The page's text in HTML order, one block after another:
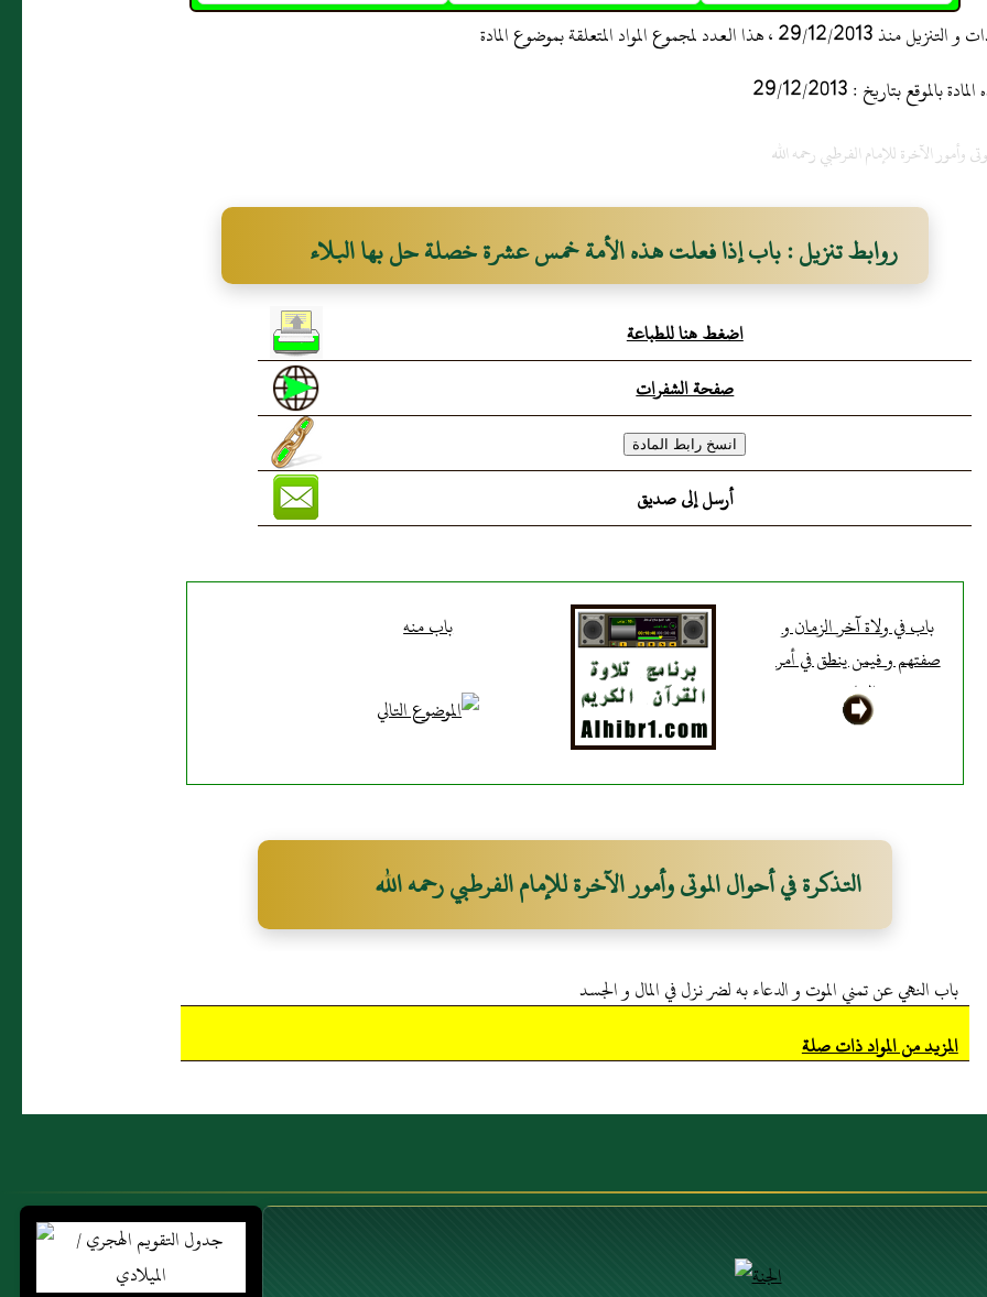
العدد لمجموع المواد المتعلقة بموضوع المادة
بتاريخ : 29/12/2013
وأمور الآخرة للإمام الفرطبي رحمه الله
روابط تنزيل : باب إذا فعلت هذه الأمة خمس عشرة خصلة حل بها البلاء
اضغط هنا للطباعة
صفحة الشفرات
أرسل إلى صديق
باب في ولاة آخر الزمان و
صفتهم و فيمن ينطق في أمر
العامة
باب منه
التذكرة في أحوال الموتى وأمور الآخرة للإمام الفرطبي رحمه الله
باب النهي عن تمني الموت و الدعاء به لضر نزل في المال و الجسد
المزيد من المواد ذات صلة